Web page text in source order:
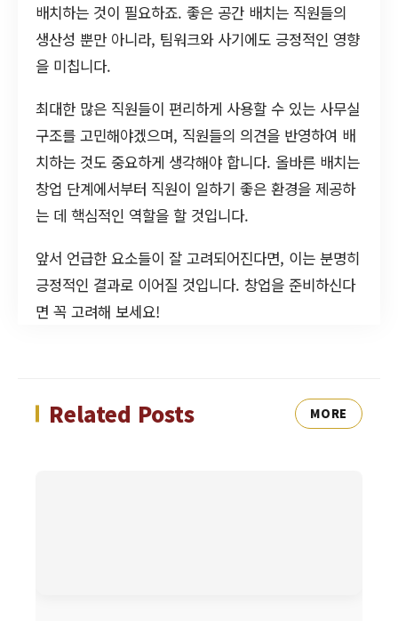
배치하는 것이 필요하죠. 좋은 공간 배치는 직원들의
생산성 뿐만 아니라, 팀워크와 사기에도 긍정적인 영향
을 미칩니다.
최대한 많은 직원들이 편리하게 사용할 수 있는 사무실
구조를 고민해야겠으며, 직원들의 의견을 반영하여 배
치하는 것도 중요하게 생각해야 합니다. 올바른 배치는
창업 단계에서부터 직원이 일하기 좋은 환경을 제공하
는 데 핵심적인 역할을 할 것입니다.
앞서 언급한 요소들이 잘 고려되어진다면, 이는 분명히
긍정적인 결과로 이어질 것입니다. 창업을 준비하신다
면 꼭 고려해 보세요!
Related Posts MORE